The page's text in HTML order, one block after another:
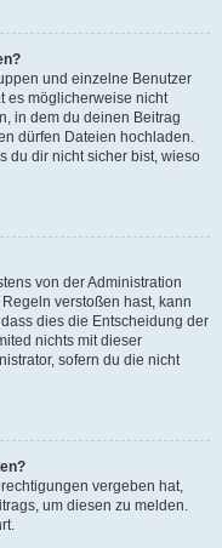
und einzelne Benutzer
es möglicherweise nicht
in dem du deinen Beitrag
dürfen Dateien hochladen.
du dir nicht sicher bist, wieso
von der Administration
verstoßen hast, kann
dies die Entscheidung der
nichts mit dieser
sofern du die nicht
vergeben hat,
um diesen zu melden.